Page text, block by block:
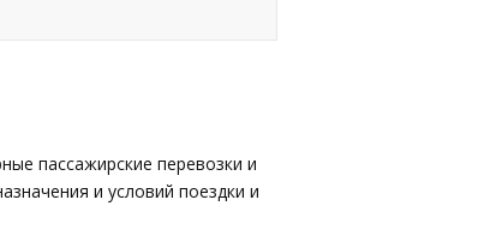
пассажирские перевозки и
и условий поездки и